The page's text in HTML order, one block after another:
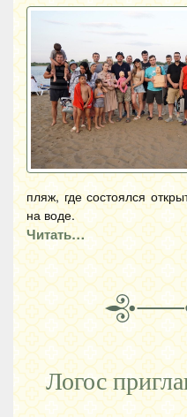
пляж, где состоялся
на воде.
Читать…
Логос